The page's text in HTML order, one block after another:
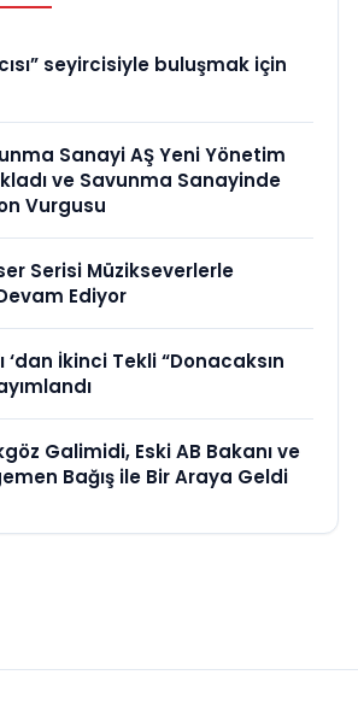
seyircisiyle buluşmak için
Sanayi AŞ Yeni Yönetim
ve Savunma Sanayinde
Vurgusu
Serisi Müzikseverlerle
Ediyor
‘dan İkinci Tekli “Donacaksın
Galimidi, Eski AB Bakanı ve
Bağış ile Bir Araya Geldi